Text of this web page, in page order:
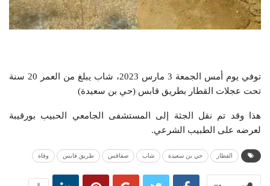
توفي يوم أمس الجمعة 3 مارس 2023، شاب يبلغ من العمر 20 سنة
تحت عجلات القطار بطريق قابس (حي بن سعيدة)
هذا وقد تم نقل الجثة إلى المستشفى الجامعي الحبيب بورقيبة
لعرضه على الطبيب الشرعي.
القطار حي بن سعيدة شاب صفاقس طريق قابس وفاة